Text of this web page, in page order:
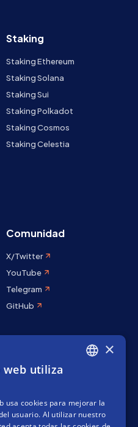
Staking
Staking Ethereum
Staking Solana
Staking Sui
Staking Polkadot
Staking Cosmos
Staking Celestia
Comunidad
X/Twitter
YouTube
Telegram
GitHub
FRENCH
×
web utiliza
usa cookies para mejorar la
usuario. Al utilizar nuestro